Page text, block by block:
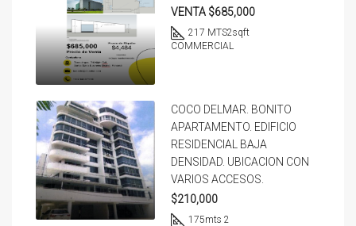
VENTA $685,000
217 MTS2sqft
COMMERCIAL
COCO DELMAR. BONITO
APARTAMENTO. EDIFICIO
RESIDENCIAL BAJA
DENSIDAD. UBICACION CON
VARIOS ACCESOS.
$210,000
175mts 2